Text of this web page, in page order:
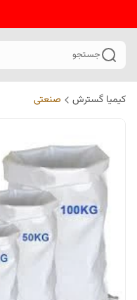
جستجو
کیمیا گسترش صنعتی